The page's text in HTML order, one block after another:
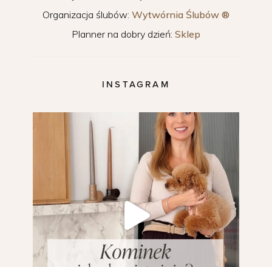
Organizacja ślubów: Wytwórnia Ślubów ®
Planner na dobry dzień: Sklep
INSTAGRAM